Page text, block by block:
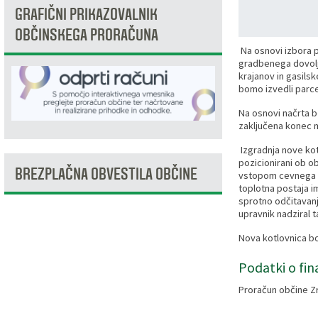
Na osnovi izbora
gradbenega
krajanov in
bomo izvedli
Na osnovi načrta
zaključena konec
Izgradnja nove
pozicionirani ob
vstopom cevnega
toplotna postaja
sprotno
upravnik nadziral
Nova kotlovnica
Podatki o
Proračun občine
GRAFIČNI PRIKAZOVALNIK
OBČINSKEGA PRORAČUNA
BREZPLAČNA OBVESTILA OBČINE
Razvojni programi
Kronologija občine
Fotogalerija
Predstavniki občine v svetih zavodov
Prijave in pobude
Splošni akti občine
Informacije javnega značaja
Lokalne volitve
Delovni čas zdravnikov
Društva
Lokacije defibrilatorjev
Ceniki